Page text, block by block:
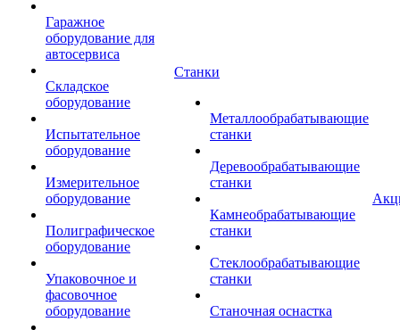
Гаражное
оборудование для
автосервиса
Складское
оборудование
Испытательное
оборудование
Измерительное
оборудование
Полиграфическое
оборудование
Упаковочное и
фасовочное
оборудование
Станки
Металлообрабатывающие
станки
Деревообрабатывающие
станки
Камнеобрабатывающие
станки
Стеклообрабатывающие
станки
Станочная оснастка